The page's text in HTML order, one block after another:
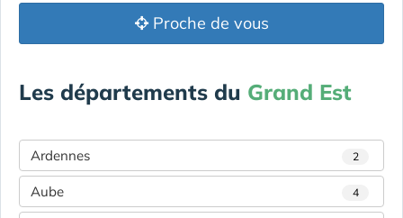
Proche de vous
Les départements du Grand Est
Ardennes 2
Aube 4